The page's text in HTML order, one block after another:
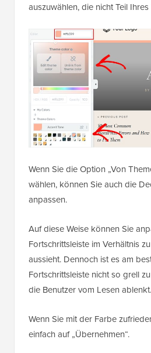
auszuwählen, die nicht Teil
Wenn Sie die Option „Von
wählen, können Sie auch die
anpassen.
Auf diese Weise können Sie
Fortschrittsleiste im Verhältnis
aussieht. Dennoch ist es am
Fortschrittsleiste nicht so grell
die Benutzer vom Lesen ablenkt.
Wenn Sie mit der Farbe
einfach auf „Übernehmen“.